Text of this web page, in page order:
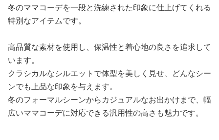
冬のママコーデを一段と洗練された印象に仕上げてくれる
特別なアイテムです。
高品質な素材を使用し、保温性と着心地の良さを追求して
います。
クラシカルなシルエットで体型を美しく見せ、どんなシー
ンでも上品な印象を与えます。
冬のフォーマルシーンからカジュアルなお出かけまで、幅
広いママコーデに対応できる汎用性の高さも魅力です。